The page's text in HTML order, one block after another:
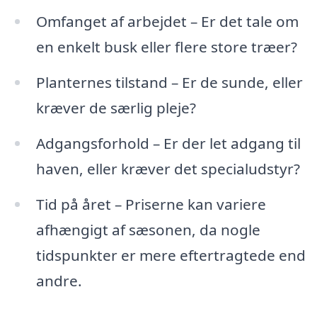
Omfanget af arbejdet – Er det tale om
en enkelt busk eller flere store træer?
Planternes tilstand – Er de sunde, eller
kræver de særlig pleje?
Adgangsforhold – Er der let adgang til
haven, eller kræver det specialudstyr?
Tid på året – Priserne kan variere
afhængigt af sæsonen, da nogle
tidspunkter er mere eftertragtede end
andre.